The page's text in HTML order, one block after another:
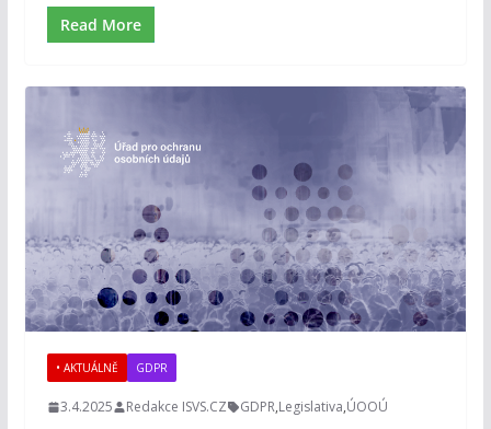
Read More
• AKTUÁLNĚ GDPR
3.4.2025 Redakce ISVS.CZ GDPR,Legislativa,ÚOOÚ